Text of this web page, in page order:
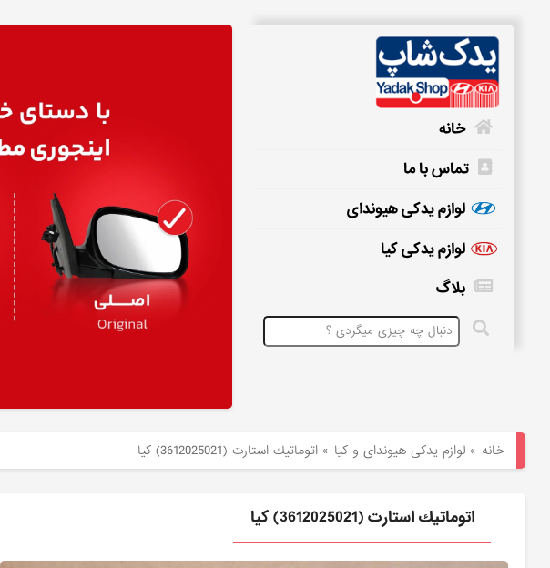
لوازم
خانه
تماس با ما
لوازم یدکی هیوندای
لوازم یدکی کیا
بلاگ
خانه »لوازم یدکی هیوندای و کیا »اتوماتيك استارت (3612025021) کیا
اتوماتيك استارت (3612025021) کیا